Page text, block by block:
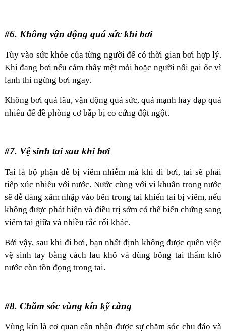
#6. Không vận động quá sức khi bơi
Tùy vào sức khỏe của từng người để có thời gian bơi hợp lý.
Khi đang bơi nếu cảm thấy mệt mỏi hoặc người nổi gai ốc vì
lạnh thì ngừng bơi ngay.
Không bơi quá lâu, vận động quá sức, quá mạnh hay đạp quá
nhiều để đề phòng cơ bắp bị co cứng đột ngột.
#7. Vệ sinh tai sau khi bơi
Tai là bộ phận dễ bị viêm nhiễm mà khi đi bơi, tai sẽ phải
tiếp xúc nhiều với nước. Nước cùng với vi khuẩn trong nước
sẽ dễ dàng xâm nhập vào bên trong tai khiến tai bị viêm, nếu
không được phát hiện và điều trị sớm có thể biến chứng sang
viêm tai giữa và nhiều rắc rối khác.
Bởi vậy, sau khi đi bơi, bạn nhất định không được quên việc
vệ sinh tay bằng cách lau khô và dùng bông tai thấm khô
nước còn tồn đọng trong tai.
#8. Chăm sóc vùng kín kỹ càng
Vùng kín là cơ quan cần nhận được sự chăm sóc chu đáo và